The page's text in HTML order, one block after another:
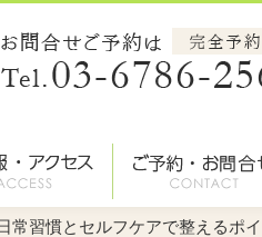
常習慣とセルフケアで整えるポ